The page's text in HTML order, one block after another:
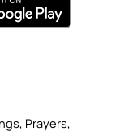
Prayers,